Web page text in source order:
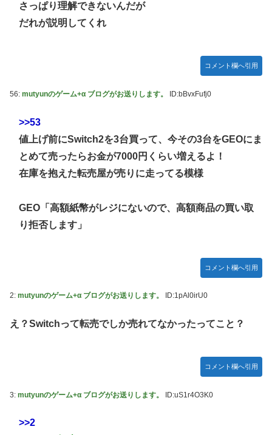
百合子「隣に座る貴女」【ミリマス】
上國料萌衣ちゃん、留学中にマックのバイトに応募するも書
【VTuber】Google Play「選抜！推しナイン発表会」出演
者発表！『にじだけと思ってたけど座長と除夜のケツおるや
集開始 すでにトヨタ関係者が居住
『ほの暮しの庭』Switch2版 21,965本、Switch版 12,458本
韓国人「どうやら五輪サッカー日韓戦でも審判の接待があっ
た模様…」→「メダル剥奪なのでは…？（ﾌﾞﾙﾌﾞﾙ」＝韓国の
ハロプロ恵体ランキングTOP10
一ノ瀬美空ちゃん、イワシの三枚おろしに挑戦！！！【乃木
じゃなくてダサいズボンなんだよ！
【悲報】韓国サッカー 国際試合で審判買収(性接待)をして
さっぱり理解できないんだが
だれが説明してくれ
コメント欄へ引用
56: mutyunのゲーム+α ブログがお送りします。 ID:bBvxFufj0
>>53
値上げ前にSwitch2を3台買って、今その3台をGEOにま
とめて売ったらお金が7000円くらい増えるよ！
在庫を抱えた転売屋が売りに走ってる模様
GEO「高額紙幣がレジにないので、高額商品の買い取
り拒否します」
コメント欄へ引用
2: mutyunのゲーム+α ブログがお送りします。 ID:1pAl0irU0
え？Switchって転売でしか売れてなかったってこと？
コメント欄へ引用
3: mutyunのゲーム+α ブログがお送りします。 ID:uS1r4O3K0
>>2